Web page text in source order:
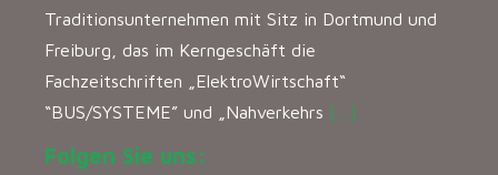
Traditionsunternehmen mit Sitz in Dortmund und
Freiburg, das im Kerngeschäft die
Fachzeitschriften „ElektroWirtschaft“
“BUS/SYSTEME” und „Nahverkehrs […]
Folgen Sie uns: